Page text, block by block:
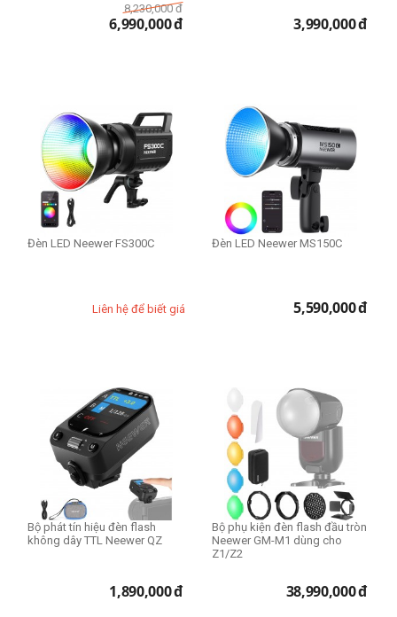
8,230,000 đ
6,990,000đ 3,990,000đ
Đèn LED Neewer FS300C
Liên hệ để biết giá
Đèn LED Neewer MS150C
5,590,000đ
Bộ phát tín hiệu đèn flash
không dây TTL Neewer QZ
1,890,000đ
Bộ phụ kiện đèn flash đầu tròn
Neewer GM-M1 dùng cho
Z1/Z2
38,990,000đ